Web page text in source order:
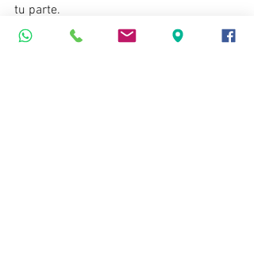
tu parte.